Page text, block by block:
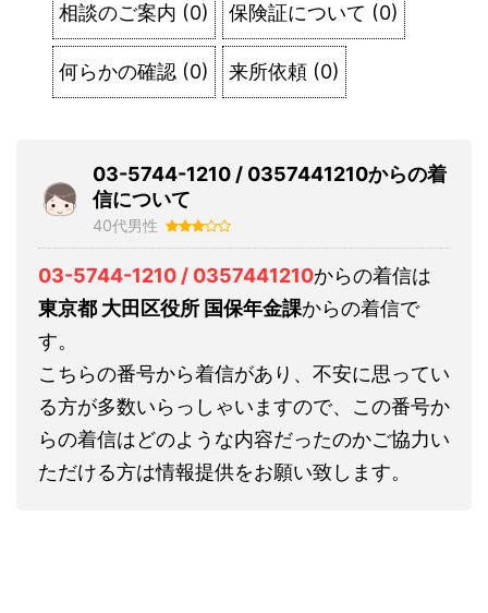
相談のご案内 (0) 保険証について (0)
何らかの確認 (0) 来所依頼 (0)
03-5744-1210 / 0357441210からの着
信について
40代男性
03-5744-1210 / 0357441210からの着信は
東京都 大田区役所 国保年金課からの着信で
す。
こちらの番号から着信があり、不安に思ってい
る方が多数いらっしゃいますので、この番号か
らの着信はどのような内容だったのかご協力い
ただける方は情報提供をお願い致します。